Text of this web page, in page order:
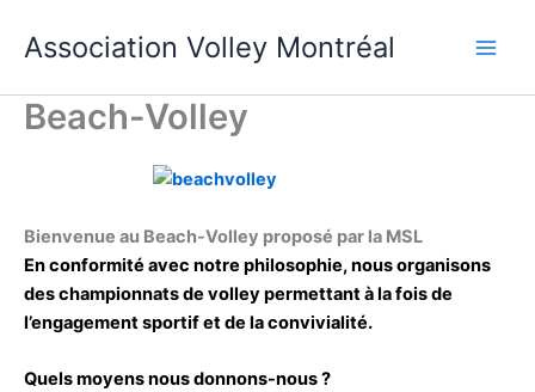
Association Volley Montréal
Beach-Volley
Bienvenue au Beach-Volley proposé par la MSL
En conformité avec notre philosophie, nous organisons
des championnats de volley permettant à la fois de
l’engagement sportif et de la convivialité.
Quels moyens nous donnons-nous ?